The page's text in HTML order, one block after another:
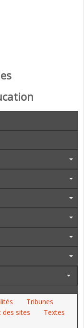
Tribunes
des sites
Textes